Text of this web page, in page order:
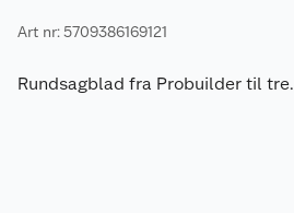
Art nr: 5709386169121
Rundsagblad fra Probuilder til tre.